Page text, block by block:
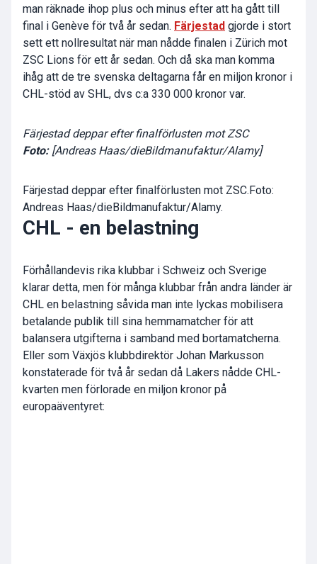
man räknade ihop plus och minus efter att ha gått till
final i Genève för två år sedan. Färjestad gjorde i stort
sett ett nollresultat när man nådde finalen i Zürich mot
ZSC Lions för ett år sedan. Och då ska man komma
ihåg att de tre svenska deltagarna får en miljon kronor i
CHL-stöd av SHL, dvs c:a 330 000 kronor var.
Färjestad deppar efter finalförlusten mot ZSC
Foto: [Andreas Haas/dieBildmanufaktur/Alamy]
Färjestad deppar efter finalförlusten mot ZSC.Foto:
Andreas Haas/dieBildmanufaktur/Alamy.
CHL - en belastning
Förhållandevis rika klubbar i Schweiz och Sverige
klarar detta, men för många klubbar från andra länder är
CHL en belastning såvida man inte lyckas mobilisera
betalande publik till sina hemmamatcher för att
balansera utgifterna i samband med bortamatcherna.
Eller som Växjös klubbdirektör Johan Markusson
konstaterade för två år sedan då Lakers nådde CHL-
kvarten men förlorade en miljon kronor på
europaäventyret: